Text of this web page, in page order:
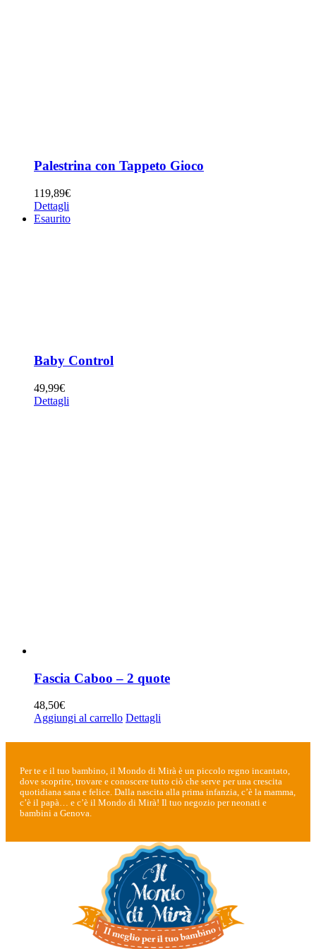
Palestrina con Tappeto Gioco
119,89€
Dettagli
Esaurito
Baby Control
49,99€
Dettagli
Fascia Caboo – 2 quote
48,50€
Aggiungi al carrello Dettagli
Per te e il tuo bambino, il Mondo di Mirà è un piccolo regno incantato,
dove scoprire, trovare e conoscere tutto ciò che serve per una crescita
quotidiana sana e felice. Dalla nascita alla prima infanzia, c’è la mamma,
c’è il papà… e c’è il Mondo di Mirà! Il tuo negozio per neonati e
bambini a Genova.